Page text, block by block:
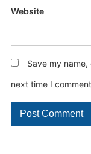
Website
Save my
next time I